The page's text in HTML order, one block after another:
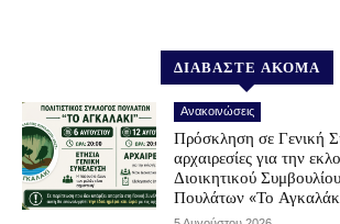
ΔΙΑΒΑΣΤΕ ΑΚΟΜΑ
Ανακοινώσεις
Πρόσκληση σε Γενική
αρχαιρεσίες για την
Διοικητικού
Πουλάτων «Το